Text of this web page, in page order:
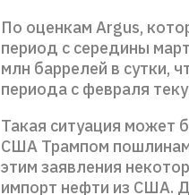
По оценкам Argus,
период с середины
млн баррелей в сутки,
периода с февраля
Такая ситуация может
США Трампом
этим заявления
импорт нефти из США.